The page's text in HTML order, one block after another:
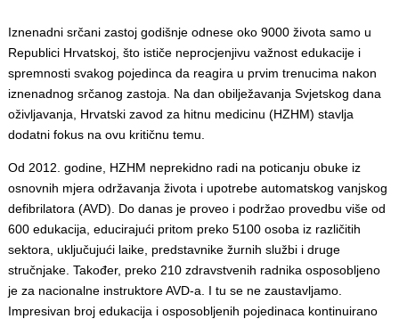
Iznenadni srčani zastoj godišnje odnese oko 9000 života samo u
Republici Hrvatskoj, što ističe neprocjenjivu važnost edukacije i
spremnosti svakog pojedinca da reagira u prvim trenucima nakon
iznenadnog srčanog zastoja. Na dan obilježavanja Svjetskog dana
oživljavanja, Hrvatski zavod za hitnu medicinu (HZHM) stavlja
dodatni fokus na ovu kritičnu temu.
Od 2012. godine, HZHM neprekidno radi na poticanju obuke iz
osnovnih mjera održavanja života i upotrebe automatskog vanjskog
defibrilatora (AVD). Do danas je proveo i podržao provedbu više od
600 edukacija, educirajući pritom preko 5100 osoba iz različitih
sektora, uključujući laike, predstavnike žurnih službi i druge
stručnjake. Također, preko 210 zdravstvenih radnika osposobljeno
je za nacionalne instruktore AVD-a. I tu se ne zaustavljamo.
Impresivan broj edukacija i osposobljenih pojedinaca kontinuirano